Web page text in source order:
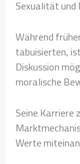
Sexualität und
Während
tabuisierten,
Diskussion
moralische
Seine Karriere
Werte